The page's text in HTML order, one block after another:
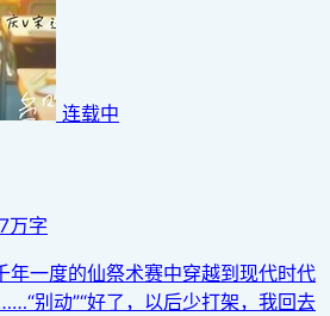
连载中
万字
年一度的仙祭术赛中穿越到现代时代
别动”“好了，以后少打架，我回去